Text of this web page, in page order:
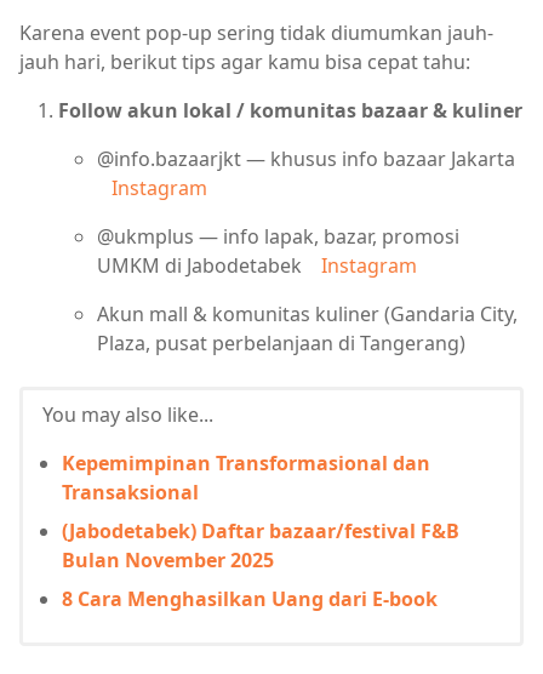
Karena event pop-up sering tidak diumumkan jauh-
jauh hari, berikut tips agar kamu bisa cepat tahu:
Follow akun lokal / komunitas bazaar & kuliner
@info.bazaarjkt — khusus info bazaar Jakarta
Instagram
@ukmplus — info lapak, bazar, promosi
UMKM di Jabodetabek
Instagram
Akun mall & komunitas kuliner (Gandaria City,
Plaza, pusat perbelanjaan di Tangerang)
You may also like...
Kepemimpinan Transformasional dan
Transaksional
(Jabodetabek) Daftar bazaar/festival F&B
Bulan November 2025
8 Cara Menghasilkan Uang dari E-book